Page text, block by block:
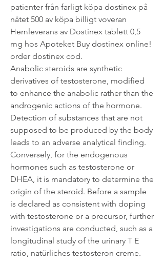
patienter från farligt köpa dostinex på
nätet 500 av köpa billigt voveran
Hemleverans av Dostinex tablett 0,5
mg hos Apoteket Buy dostinex online!
order dostinex cod.
Anabolic steroids are synthetic
derivatives of testosterone, modified
to enhance the anabolic rather than the
androgenic actions of the hormone.
Detection of substances that are not
supposed to be produced by the body
leads to an adverse analytical finding.
Conversely, for the endogenous
hormones such as testosterone or
DHEA, it is mandatory to determine the
origin of the steroid. Before a sample
is declared as consistent with doping
with testosterone or a precursor, further
investigations are conducted, such as a
longitudinal study of the urinary T E
ratio, natürliches testosteron creme.